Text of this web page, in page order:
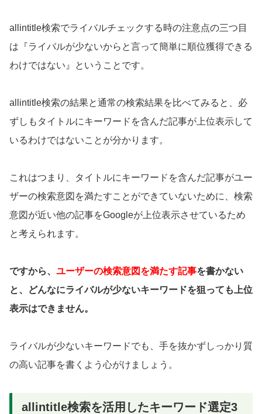
allintitle検索でライバルチェックする時の注意点の三つ目
は『ライバルが少ないからと言って簡単に順位獲得できる
わけではない』ということです。
allintitle検索の結果と通常の検索結果を比べてみると、必
ずしもタイトルにキーワードを含んだ記事が上位表示して
いるわけではないことが分かります。
これはつまり、タイトルにキーワードを含んだ記事がユー
ザーの検索意図を満たすことができていないために、検索
意図が近い他の記事をGoogleが上位表示させているため
と考えられます。
ですから、 ユーザーの検索意図を満たす記事を書かない
と、どんなにライバルが少ないキーワードを狙っても上位
表示はできません。
ライバルが少ないキーワードでも、手を抜かずしっかり質
の高い記事を書くよう心がけましょう。
allintitle検索を活用したキーワード選定3